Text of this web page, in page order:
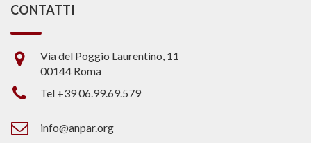
CONTATTI
Via del Poggio Laurentino, 11
00144 Roma
Tel +39 06.99.69.579
info@anpar.org